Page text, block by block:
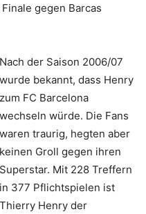
gegen Barcas
Nach der Saison 2006/07
wurde bekannt, dass Henry
zum FC Barcelona
wechseln würde. Die Fans
waren traurig, hegten aber
keinen Groll gegen ihren
Superstar. Mit 228 Treffern
in 377 Pflichtspielen ist
Thierry Henry der